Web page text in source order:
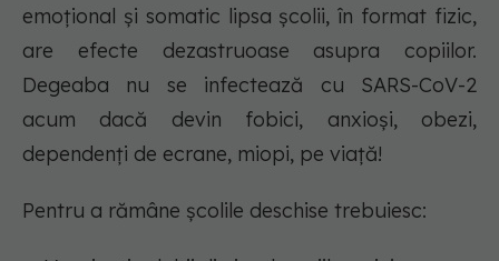
emoțional și somatic lipsa școlii, în format fizic,
are efecte dezastruoase asupra copiilor.
Degeaba nu se infectează cu SARS-CoV-2
acum dacă devin fobici, anxioși, obezi,
dependenți de ecrane, miopi, pe viață!
Pentru a rămâne școlile deschise trebuiesc: